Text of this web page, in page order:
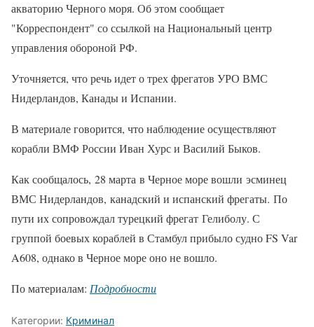
акваторию Черного моря. Об этом сообщает
"Корреспондент" со ссылкой на Национальный центр
управления обороной РФ.
Уточняется, что речь идет о трех фрегатов УРО ВМС
Нидерландов, Канады и Испании.
В материале говорится, что наблюдение осуществляют
корабли ВМФ России Иван Хурс и Василий Быков.
Как сообщалось, 28 марта в Черное море вошли эсминец
ВМС Нидерландов, канадский и испанский фрегаты. По
пути их сопровождал турецкий фрегат Гелиболу. С
группой боевых кораблей в Стамбул прибыло судно FS Var
A608, однако в Черное море оно не вошло.
По материалам: Подробности
Категории: Криминал